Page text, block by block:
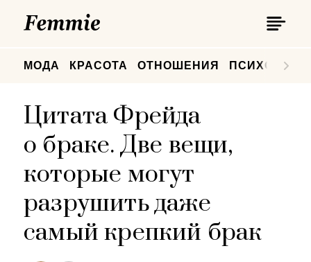
МОДА КРАСОТА ОТНОШЕНИЯ
Цитата Фрейда
о браке. Две вещи,
которые могут
разрушить даже
самый крепкий брак